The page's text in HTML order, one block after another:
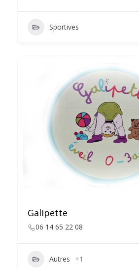
Sportives
Galipette
06 14 65 22 08
Autres +1